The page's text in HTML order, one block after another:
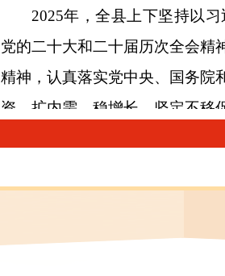
2025年，全县上下坚持以
党的二十大和二十届历次全会精
精神，认真落实党中央、国务院
资、扩内需、稳增长，坚定不移
零售额完成8.2亿元，增长